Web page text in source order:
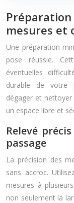
mesures et
Une préparation
pose réussie.
éventuelles
durable de votre
dégager et
un espace libre et
Relevé
passage
La précision des
sans accroc.
mesures à
non seulement la